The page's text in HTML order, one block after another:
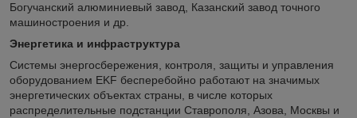
Богучанский алюминиевый завод, Казанский завод точного
машиностроения и др.
Энергетика и инфраструктура
Системы энергосбережения, контроля, защиты и управления
оборудованием EKF бесперебойно работают на значимых
энергетических объектах страны, в числе которых
распределительные подстанции Ставрополя, Азова, Москвы и